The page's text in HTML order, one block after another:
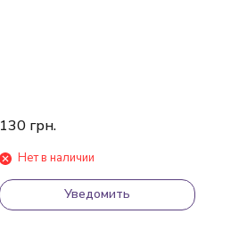
130 грн.
Нет в наличии
Уведомить